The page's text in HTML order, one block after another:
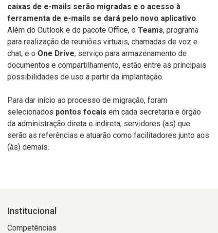
caixas de e-mails serão migradas e o acesso à
ferramenta de e-mails se dará pelo novo aplicativo.
Além do Outlook e do pacote Office, o Teams, programa
para realização de reuniões virtuais, chamadas de voz e
chat, e o One Drive, serviço para armazenamento de
documentos e compartilhamento, estão entre as principais
possibilidades de uso a partir da implantação.
Para dar início ao processo de migração, foram
selecionados pontos focais em cada secretaria e órgão
da administração direta e indireta, servidores (as) que
serão as referências e atuarão como facilitadores junto aos
(às) demais.
Institucional
Competências